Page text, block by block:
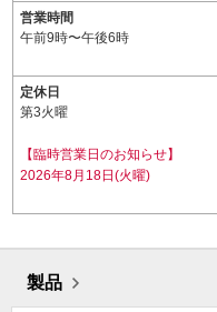
営業時間
午前9時〜午後6時
定休日
第3火曜
【臨時営業日のお知らせ】
2026年8月18日(火曜)
製品